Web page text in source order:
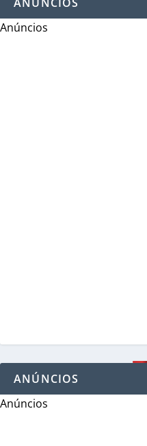
Anúncios
ANÚNCIOS
Anúncios